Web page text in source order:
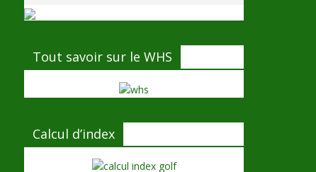
Tout savoir sur le WHS
Calcul d’index